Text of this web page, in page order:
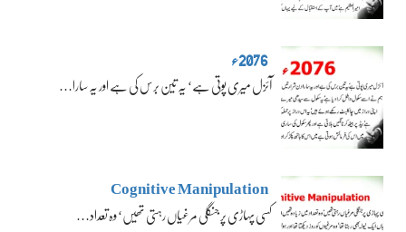
2076ء
آئزل میری پوتی ہے‘ یہ تین برس کی ہے اور یہ سارا…
Cognitive Manipulation
کسی پہاڑی پر جنگلی مرغیاں رہتی تھیں‘ وہ تعداد…